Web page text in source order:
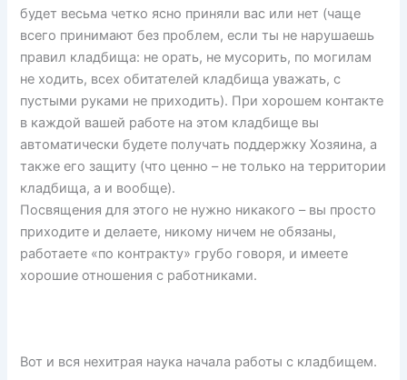
будет весьма четко ясно приняли вас или нет (чаще
всего принимают без проблем, если ты не нарушаешь
правил кладбища: не орать, не мусорить, по могилам
не ходить, всех обитателей кладбища уважать, с
пустыми руками не приходить). При хорошем контакте
в каждой вашей работе на этом кладбище вы
автоматически будете получать поддержку Хозяина, а
также его защиту (что ценно – не только на территории
кладбища, а и вообще).
Посвящения для этого не нужно никакого – вы просто
приходите и делаете, никому ничем не обязаны,
работаете «по контракту» грубо говоря, и имеете
хорошие отношения с работниками.
Вот и вся нехитрая наука начала работы с кладбищем.